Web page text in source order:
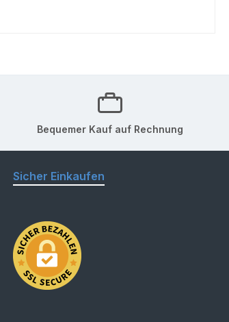
Bequemer Kauf auf Rechnung
Sicher Einkaufen